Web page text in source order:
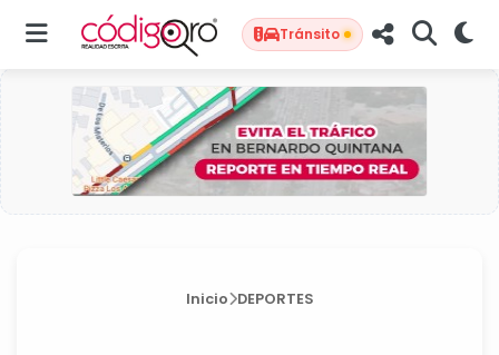
Tránsito
Inicio DEPORTES